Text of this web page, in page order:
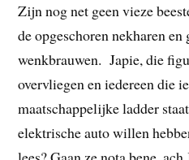
Zijn nog net geen vieze
de opgeschoren nekharen en
wenkbrauwen. Japie, die
overvliegen en iedereen die
maatschappelijke ladder
elektrische auto willen